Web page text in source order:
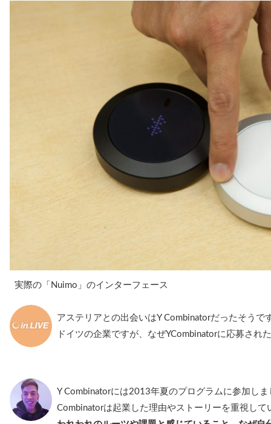
実際の「Nuimo」のインターフェース
アステリアとの出会いはY Combinatorだったそうで
ドイツの企業ですが、なぜYCombinatorに応募され
Y Combinatorには2013年夏のプログラムに参加し
Combinatorは起業した理由やストーリーを重視して